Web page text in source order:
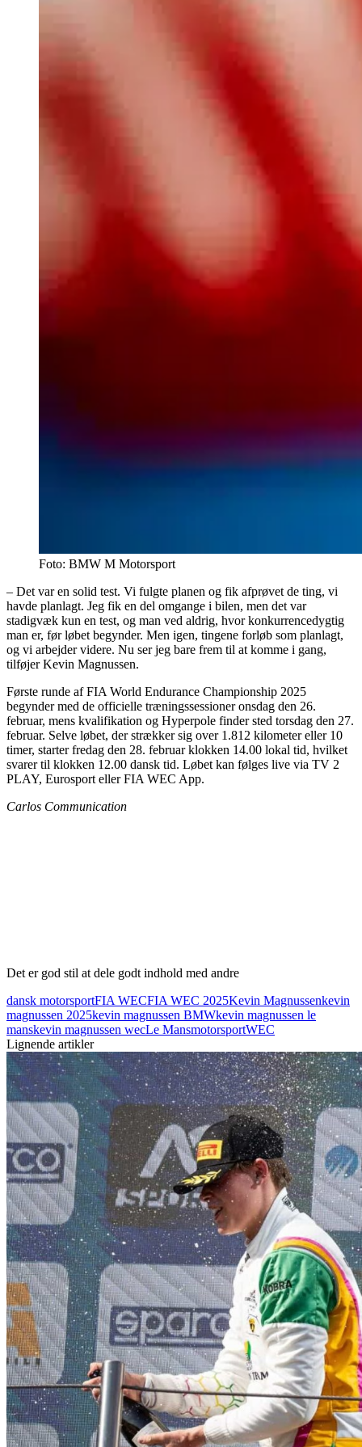
Foto: BMW M Motorsport
– Det var en solid test. Vi fulgte planen og fik afprøvet de ting, vi
havde planlagt. Jeg fik en del omgange i bilen, men det var
stadigvæk kun en test, og man ved aldrig, hvor konkurrencedygtig
man er, før løbet begynder. Men igen, tingene forløb som planlagt,
og vi arbejder videre. Nu ser jeg bare frem til at komme i gang,
tilføjer Kevin Magnussen.
Første runde af FIA World Endurance Championship 2025
begynder med de officielle træningssessioner onsdag den 26.
februar, mens kvalifikation og Hyperpole finder sted torsdag den 27.
februar. Selve løbet, der strækker sig over 1.812 kilometer eller 10
timer, starter fredag den 28. februar klokken 14.00 lokal tid, hvilket
svarer til klokken 12.00 dansk tid. Løbet kan følges live via TV 2
PLAY, Eurosport eller FIA WEC App.
Carlos Communication
Det er god stil at dele godt indhold med andre
dansk motorsportFIA WECFIA WEC 2025Kevin Magnussenkevin
magnussen 2025kevin magnussen BMWkevin magnussen le
manskevin magnussen wecLe MansmotorsportWEC
Lignende artikler